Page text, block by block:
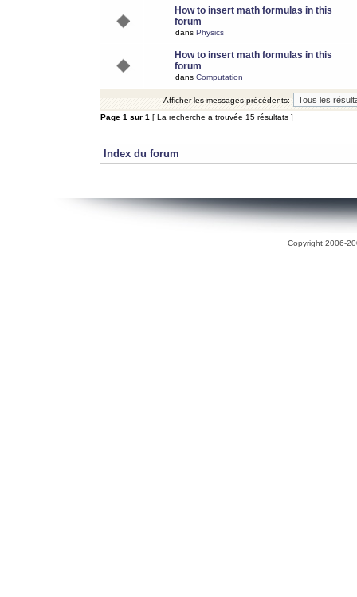
How to insert math formulas in this
forum
dans Physics
How to insert math formulas in this
forum
dans Computation
Afficher les messages précédents:
Page 1 sur 1 [ La recherche a trouvée 15 résultats ]
Index du forum
Copyright 2006-